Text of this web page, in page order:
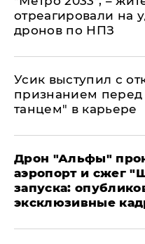
отреагировали на
дронов по НПЗ
Усик выступил с
признанием
танцем" в карьере
Дрон "Альфы"
аэропорт и сжег
запуска:
эксклюзивные